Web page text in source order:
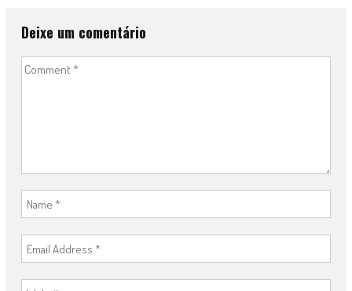
Deixe um comentário